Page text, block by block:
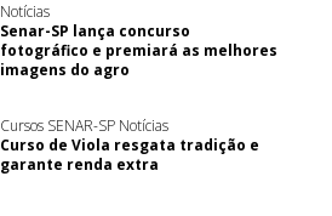
Notícias
Senar-SP lança concurso
fotográfico e premiará as melhores
imagens do agro
Cursos SENAR-SP Notícias
Curso de Viola resgata tradição e
garante renda extra